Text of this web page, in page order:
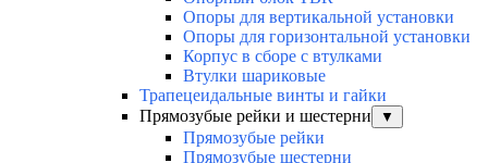
Опоры для вертикальной установки
Опоры для горизонтальной установки
Корпус в сборе с втулками
Втулки шариковые
Трапецеидальные винты и гайки
Прямозубые рейки и шестерни
▼
Прямозубые рейки
Прямозубые шестерни